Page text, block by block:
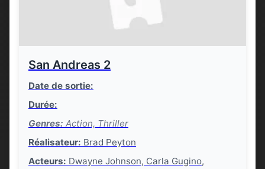
San Andreas 2
Date de sortie:
Durée:
Genres: Action, Thriller
Réalisateur: Brad Peyton
Acteurs: Dwayne Johnson, Carla Gugino,